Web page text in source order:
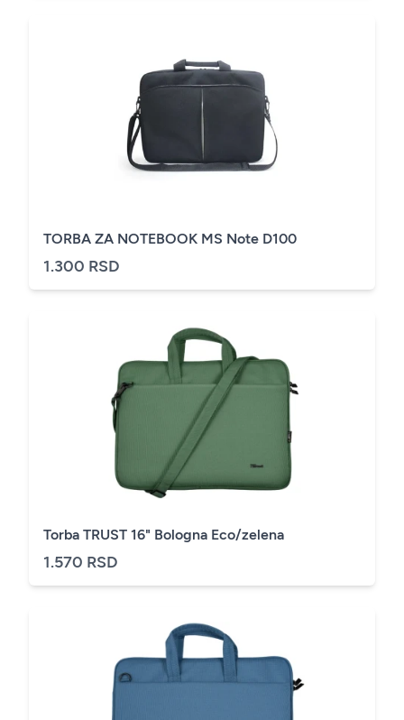
TORBA ZA NOTEBOOK MS Note D100
1.300 RSD
Torba TRUST 16" Bologna Eco/zelena
1.570 RSD